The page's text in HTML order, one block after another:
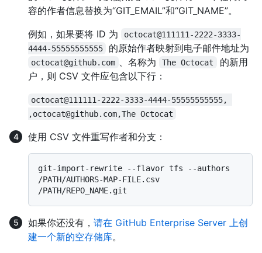
容的作者信息替换为“GIT_EMAIL”和“GIT_NAME”。
例如，如果要将 ID 为
octocat@111111-2222-3333-
4444-55555555555
的原始作者映射到电子邮件地址为
octocat@github.com 、名称为 The Octocat
的新用
户，则 CSV 文件应包含以下行：
octocat@111111-2222-3333-4444-55555555555,
,octocat@github.com,The Octocat
使用 CSV 文件重写作者和分支：
git-import-rewrite --flavor tfs --authors
/PATH/AUTHORS-MAP-FILE.csv
如果你还没有， 请在 GitHub Enterprise Server 上创
建一个新的空存储库。